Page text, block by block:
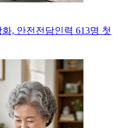
, 안전전담인력 613명 첫